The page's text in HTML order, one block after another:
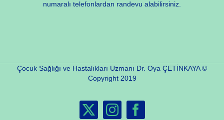
numaralı telefonlardan randevu alabilirsiniz.
Çocuk Sağlığı ve Hastalıkları Uzmanı Dr. Oya ÇETİNKAYA ©
Copyright 2019
X InstagramFacebook